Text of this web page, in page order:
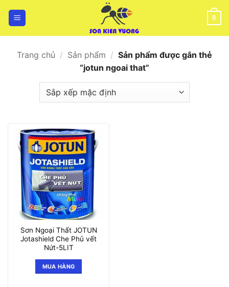
0
Trang chủ / Sản phẩm / Sản phẩm được gắn thẻ
“jotun ngoai that”
Sơn Ngoại Thất JOTUN
Jotashield Che Phủ vết
Nứt-5LIT
MUA HÀNG